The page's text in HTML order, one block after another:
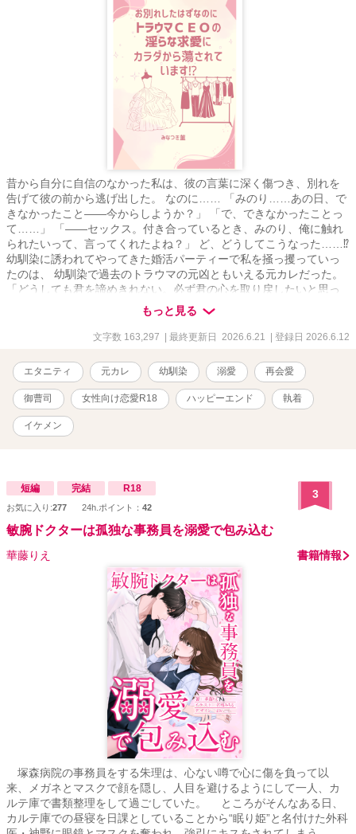
昔から自分に自信のなかった私は、彼の言葉に深く傷つき、別れを
告げて彼の前から逃げ出した。 なのに…… 「みのり……あの日、で
きなかったこと――今からしようか？」 「で、できなかったことっ
て……」 「――セックス。付き合っているとき、みのり、俺に触れ
られたいって、言ってくれたよね？」 ど、どうしてこうなった……⁉︎
幼馴染に誘われてやってきた婚活パーティーで私を掻っ攫っていっ
たのは、 幼馴染で過去のトラウマの元凶ともいえる元カレだった。
「どうしても君を諦めきれない。必ず君の心を取り戻したいと思っ
てるから――」 「俺の気持ち、言葉を信じられないなら、体で証明
するよ」 「俺なしじゃ生きられなくなればいい」 待ったなしの求愛
に、 もう逃げ道は残されていないようです……？ 幼馴染のスパダリ
社長令嬢 向坂 みのり ◆利害一致婚のスピンオフですが、そちらを
読んでいなくても楽しめます。 ◆Rシーンのあるお話しには、
「※」マークがついています。 ◆TL小説です。 ◆登場する人物・企
業・団体・設定はすべて、作者の妄想＆フィクションです。 ◆未熟
で無知な作者が自由気ままに書いたものなので、ご理解の上お読み
ください。
もっと見る
文字数 163,297 | 最終更新日 2026.6.21 | 登録日 2026.6.12
エタニティ 元カレ 幼馴染 溺愛 再会愛
御曹司 女性向け恋愛R18 ハッピーエンド 執着
イケメン
短編 完結 R18
お気に入り:277 24h.ポイント： 42
3
敏腕ドクターは孤独な事務員を溺愛で包み込む
華藤りえ 書籍情報
塚森病院の事務員をする朱理は、心ない噂で心に傷を負って以
来、メガネとマスクで顔を隠し、人目を避けるようにして一人、カ
ルテ庫で書類整理をして過ごしていた。 ところがそんなある日、
カルテ庫での昼寝を日課としていることから“眠り姫”と名付けた外科